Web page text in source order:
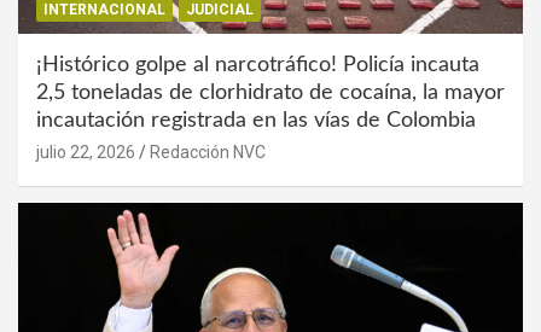
INTERNACIONAL JUDICIAL
¡Histórico golpe al narcotráfico! Policía incauta
2,5 toneladas de clorhidrato de cocaína, la mayor
incautación registrada en las vías de Colombia
julio 22, 2026 Redacción NVC